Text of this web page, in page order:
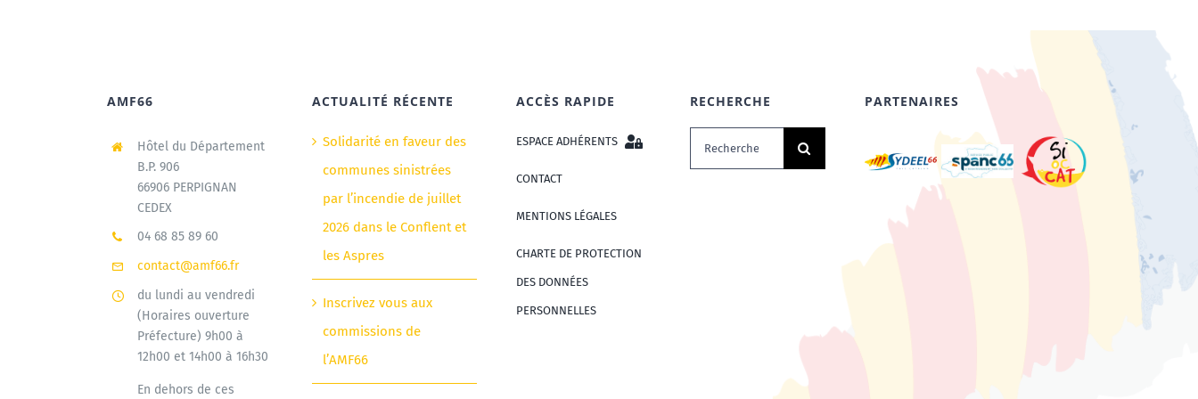
AMF66
Hôtel du Département
B.P. 906
66906 PERPIGNAN
CEDEX
04 68 85 89 60
contact@amf66.fr
du lundi au vendredi
(Horaires ouverture
Préfecture) 9h00 à
12h00 et 14h00 à 16h30
En dehors de ces
ACTUALITÉ RÉCENTE
Solidarité en faveur des
communes sinistrées
par l’incendie de juillet
2026 dans le Conflent et
les Aspres
Inscrivez vous aux
commissions de
l’AMF66
ACCÈS RAPIDE
ESPACE ADHÉRENTS
CONTACT
MENTIONS LÉGALES
CHARTE DE PROTECTION
DES DONNÉES
PERSONNELLES
RECHERCHE
Rechercher:
PARTENAIRES